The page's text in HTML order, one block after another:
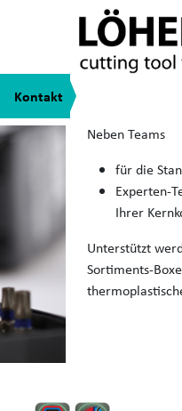
Kontakt
Neben Teams
für die
Experten-
Ihrer
Unterstützt
Sortiments-